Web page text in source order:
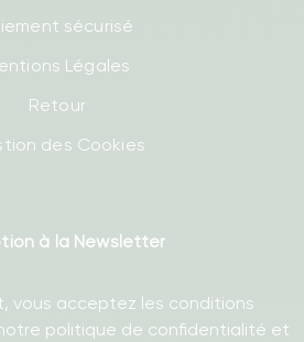
sécurisé
Légales
Retour
des Cookies
à la Newsletter
vous acceptez les conditions
politique de confidentialité et